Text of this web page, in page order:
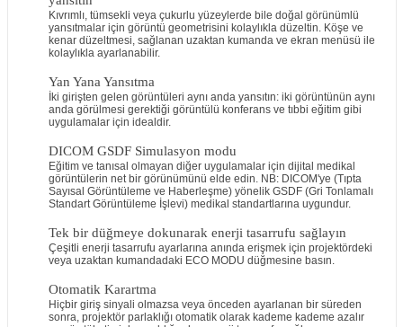
Kıvrımlı, tümsekli veya çukurlu yüzeylerde bile doğal görünümlü
yansıtmalar için görüntü geometrisini kolaylıkla düzeltin. Köşe ve
kenar düzeltmesi, sağlanan uzaktan kumanda ve ekran menüsü ile
kolaylıkla ayarlanabilir.
Yan Yana Yansıtma
İki girişten gelen görüntüleri aynı anda yansıtın: iki görüntünün aynı
anda görülmesi gerektiği görüntülü konferans ve tıbbi eğitim gibi
uygulamalar için idealdir.
DICOM GSDF Simulasyon modu
Eğitim ve tanısal olmayan diğer uygulamalar için dijital medikal
görüntülerin net bir görünümünü elde edin. NB: DICOM'ye (Tıpta
Sayısal Görüntüleme ve Haberleşme) yönelik GSDF (Gri Tonlamalı
Standart Görüntüleme İşlevi) medikal standartlarına uygundur.
Tek bir düğmeye dokunarak enerji tasarrufu sağlayın
Çeşitli enerji tasarrufu ayarlarına anında erişmek için projektördeki
veya uzaktan kumandadaki ECO MODU düğmesine basın.
Otomatik Karartma
Hiçbir giriş sinyali olmazsa veya önceden ayarlanan bir süreden
sonra, projektör parlaklığı otomatik olarak kademe kademe azalır